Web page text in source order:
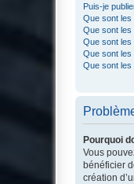
Puis-je
Que sont les
Que sont les
Que sont les
Que sont les
Que sont les
Pourquoi
Vous
bénéficier
création